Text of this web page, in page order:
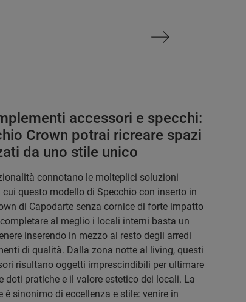
accessori e specchi:
Crown potrai ricreare spazi
da uno stile unico
connotano le molteplici soluzioni
cui questo modello di Specchio con inserto in
di Capodarte senza cornice di forte impatto
al meglio i locali interni basta un
inserendo in mezzo al resto degli arredi
di qualità. Dalla zona notte al living, questi
risultano oggetti imprescindibili per ultimare
doti pratiche e il valore estetico dei locali. La
è sinonimo di eccellenza e stile: venire in